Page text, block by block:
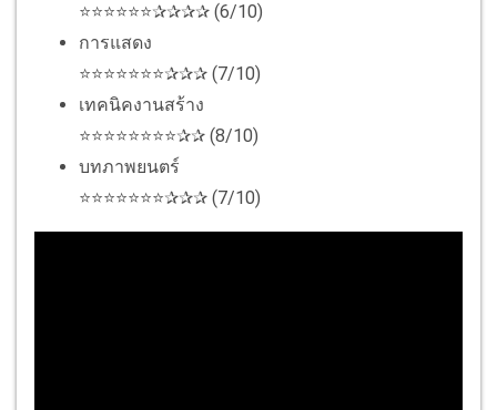
⭐⭐⭐⭐⭐⭐✰✰✰✰ (6/10)
การแสดง
⭐⭐⭐⭐⭐⭐⭐✰✰✰ (7/10)
เทคนิคงานสร้าง
⭐⭐⭐⭐⭐⭐⭐⭐✰✰ (8/10)
บทภาพยนตร์
⭐⭐⭐⭐⭐⭐⭐✰✰✰ (7/10)